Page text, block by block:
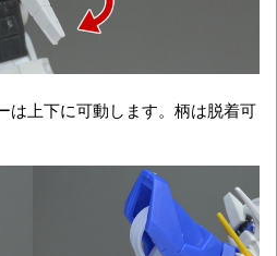
は上下に可動します。柄は脱着可